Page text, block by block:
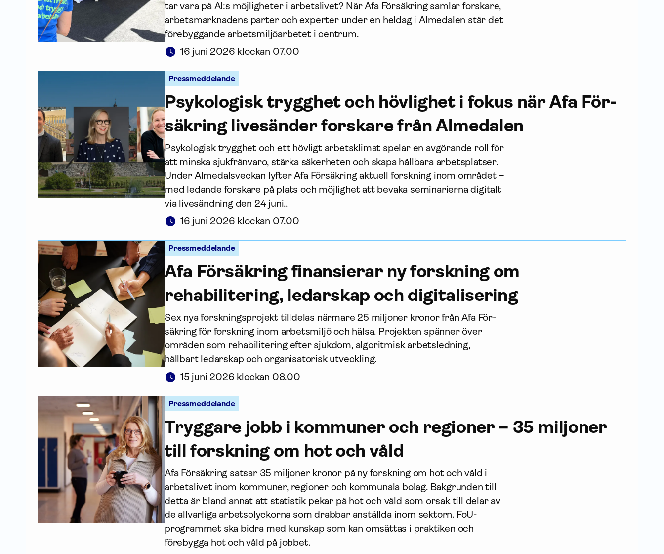
tar vara på AI:s möjligheter i arbetslivet? När Afa För­säkring samlar forskare,
arbets­marknadens parter och experter under en heldag i Almedalen står det
förebyggande arbets­miljö­arbetet i centrum.
16 juni 2026 klockan 07.00
Pressmeddelande
Psykologisk trygghet och hövlighet i fokus när Afa För­
säkring livesänder forskare från Almedalen
Psykologisk trygghet och ett hövligt arbetsklimat spelar en avgörande roll för
att minska sjukfrånvaro, stärka säkerheten och skapa hållbara arbetsplatser.
Under Almedalsveckan lyfter Afa För­säkring aktuell forskning inom området –
med ledande forskare på plats och möjlighet att bevaka seminarierna digitalt
via livesändning den 24 juni..
16 juni 2026 klockan 07.00
Pressmeddelande
Afa För­säkring finansierar ny forskning om
rehabilitering, ledarskap och digitalisering
Sex nya forsknings­projekt tilldelas närmare 25 miljoner kronor från Afa För­
säkring för forskning inom arbetsmiljö och hälsa. Projekten spänner över
områden som rehabilitering efter sjukdom, algoritmisk arbetsledning,
hållbart ledarskap och organisatorisk utveckling.
15 juni 2026 klockan 08.00
Pressmeddelande
Tryggare jobb i kommuner och regioner – 35 miljoner
till forskning om hot och våld
Afa För­säkring satsar 35 miljoner kronor på ny forskning om hot och våld i
arbetslivet inom kommuner, regioner och kommunala bolag. Bakgrunden till
detta är bland annat att statistik pekar på hot och våld som orsak till delar av
de allvarliga arbetsolyckorna som drabbar anställda inom sektorn. FoU-
programmet ska bidra med kunskap som kan omsättas i praktiken och
förebygga hot och våld på jobbet.